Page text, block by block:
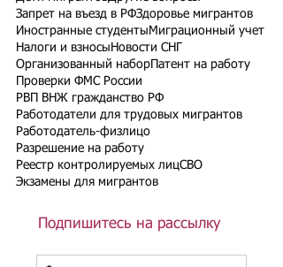
Запрет на въезд в РФЗдоровье мигрантов
Иностранные студенты Миграционный учет
Налоги и взносы Новости СНГ
Организованный набор Патент на работу
Проверки ФМС России
РВП ВНЖ гражданство РФ
Работодатели для трудовых мигрантов
Работодатель-физлицо
Разрешение на работу
Реестр контролируемых лицСВО
Экзамены для мигрантов
Подпишитесь на рассылку